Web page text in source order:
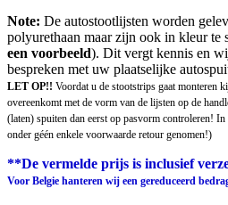
Note: De autostootlijsten worden
polyurethaan maar zijn ook in kleur te
een voorbeeld). Dit vergt kennis en
bespreken met uw plaatselijke
LET OP!! Voordat u de stootstrips gaat monteren
overeenkomt met de vorm van de lijsten op de
(laten) spuiten dan eerst op pasvorm controleren!
onder géén enkele voorwaarde retour genomen!)
**De vermelde prijs is inclusief
Voor Belgie hanteren wij een gereduceerd